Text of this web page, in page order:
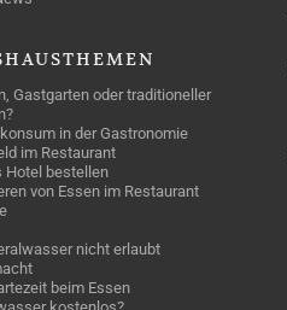
Gastgarten oder traditioneller
in der Gastronomie
im Restaurant
Hotel bestellen
von Essen im Restaurant
nicht erlaubt
beim Essen